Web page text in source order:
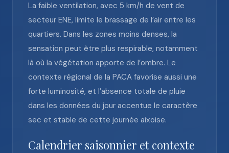
La faible ventilation, avec 5 km/h de vent de
secteur ENE, limite le brassage de l’air entre les
quartiers. Dans les zones moins denses, la
sensation peut être plus respirable, notamment
là où la végétation apporte de l’ombre. Le
contexte régional de la PACA favorise aussi une
forte luminosité, et l’absence totale de pluie
dans les données du jour accentue le caractère
sec et stable de cette journée aixoise.
Calendrier saisonnier et contexte